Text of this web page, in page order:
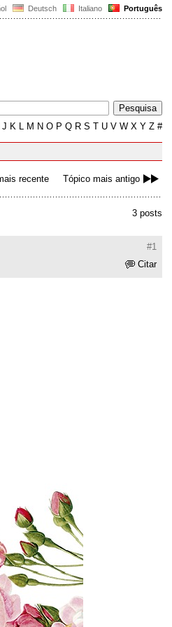
Deutsch Italiano Português
J K L M N O P Q R S T U V W X Y Z #
recente Tópico mais antigo
3 posts
#1
Citar